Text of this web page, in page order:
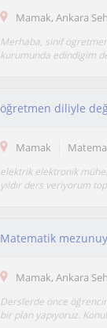
Mamak, Ankara
Merhaba, sinif
kurumunda edindigim
öğretmen diliyle
Mamak
elektrik elektronik
yıldır ders veriyorum
Mamak, Ankara
Derslerde önce
bir plan yapıyoruz.